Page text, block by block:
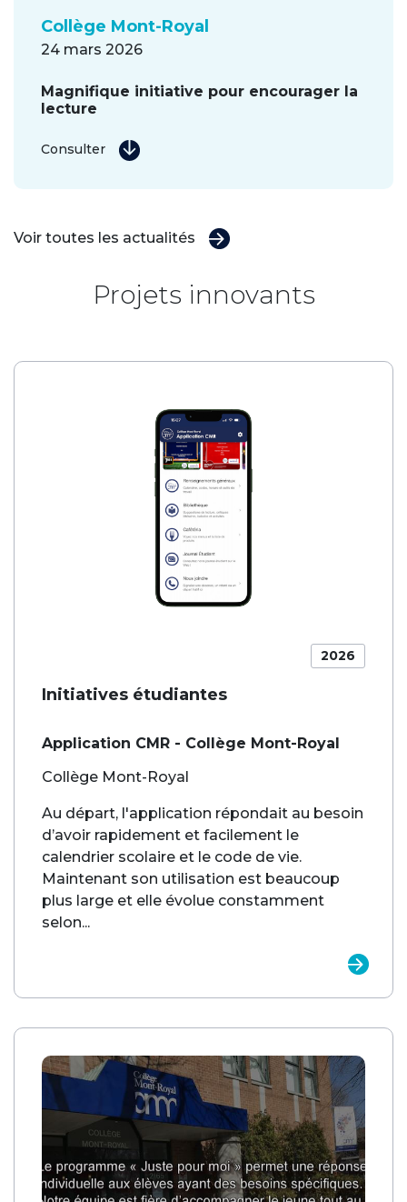
Voir toutes les actualités
Collège Mont-Royal
24 mars 2026
Magnifique initiative pour encourager la
lecture
Consulter
Projets innovants
2026
Initiatives étudiantes
Application CMR - Collège Mont-Royal
Collège Mont-Royal
Au départ, l'application répondait au besoin
d’avoir rapidement et facilement le
calendrier scolaire et le code de vie.
Maintenant son utilisation est beaucoup
plus large et elle évolue constamment
selon...